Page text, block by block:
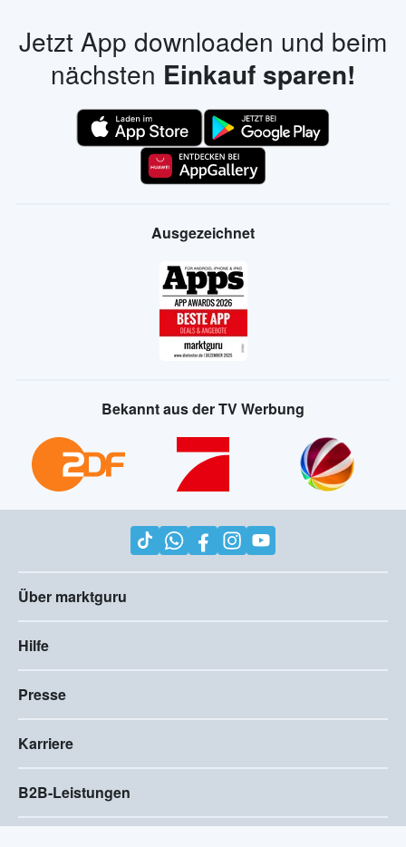
Jetzt App downloaden und beim
nächsten Einkauf sparen!
Ausgezeichnet
Bekannt aus der TV Werbung
Über marktguru
Hilfe
Presse
Karriere
B2B-Leistungen